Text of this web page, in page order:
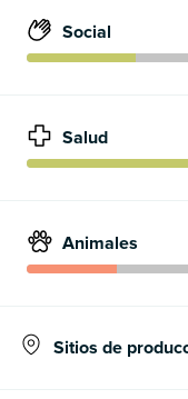
Social
Salud
Animales
Sitios de